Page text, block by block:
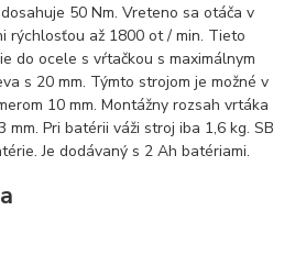
50 Nm. Vreteno sa otáča v
rýchlosťou až 1800 ot / min. Tieto
do ocele s vŕtačkou s maximálnym
s 20 mm. Týmto strojom je možné v
10 mm. Montážny rozsah vrtáka
mm. Pri batérii váži stroj iba 1,6 kg. SB
Je dodávaný s 2 Ah batériami.